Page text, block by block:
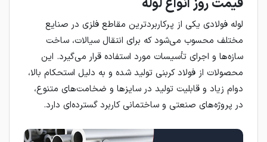
قیمت روز انواع لوله
لوله فولادی یکی از پرکاربردترین مقاطع فلزی در صنایع
مختلف محسوب می‌شود که برای انتقال سیالات، ساخت
سازه‌ها و اجرای تأسیسات مورد استفاده قرار می‌گیرد. این
محصولات از فولاد کربنی تولید شده و به دلیل استحکام بالا،
دوام زیاد و قابلیت تولید در سایزها و ضخامت‌های متنوع،
در پروژه‌های صنعتی و ساختمانی کاربرد گسترده‌ای دارد.